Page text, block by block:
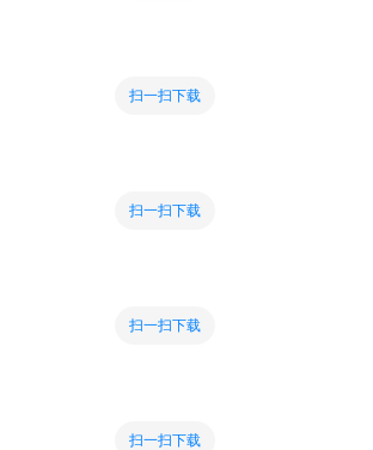
扫一扫下载
扫一扫下载
扫一扫下载
扫一扫下载